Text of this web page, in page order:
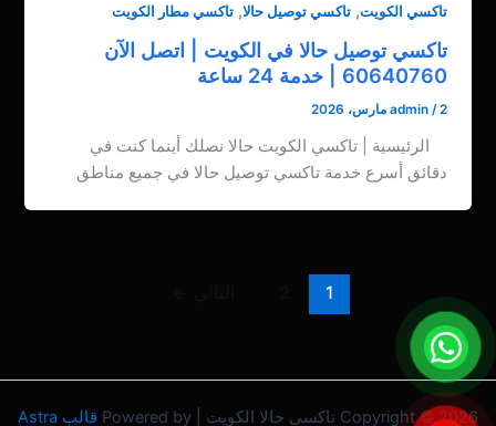
تاكسي الكويت,تاكسي توصيل حالا,تاكسي مطار الكويت
تاكسي توصيل حالا في الكويت | اتصل الآن
60640760 | خدمة 24 ساعة
admin /2 مارس، 2026
الرئيسية | تاكسي الكويت حالا نصلك أينما كنت في
دقائق أسرع خدمة تاكسي توصيل حالا في جميع مناطق
1
Copyright © 2026 تاكسي حالا الكويت | Powered by قالب Astra